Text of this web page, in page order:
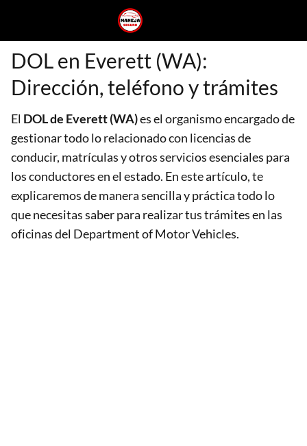
DOL en Everett (WA):
Dirección, teléfono y trámites
El DOLde Everett (WA)es el organismo encargado de
gestionar todo lo relacionado con licencias de
conducir, matrículas y otros servicios esenciales para
los conductores en el estado. En este artículo, te
explicaremos de manera sencilla y práctica todo lo
que necesitas saber para realizar tus trámites en las
oficinas del Department of Motor Vehicles.